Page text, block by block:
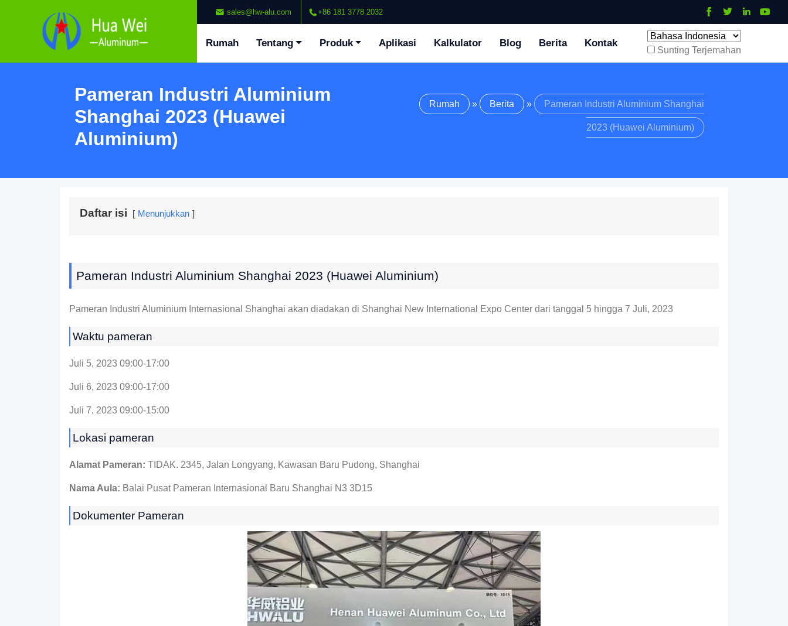
sales@hw-alu.com +86 181 3778 2032
Rumah Tentang Produk Aplikasi Kalkulator Blog Berita Kontak
Sunting Terjemahan
Pameran Industri Aluminium
Shanghai 2023 (Huawei
Aluminium)
Rumah » Berita » Pameran Industri Aluminium Shanghai
2023 (Huawei Aluminium)
Daftar isi Menunjukkan
Pameran Industri Aluminium Shanghai 2023 (Huawei Aluminium)
Pameran Industri Aluminium Internasional Shanghai akan diadakan di Shanghai New International Expo Center dari tanggal 5 hingga 7 Juli, 2023
Waktu pameran
Juli 5, 2023 09:00-17:00
Juli 6, 2023 09:00-17:00
Juli 7, 2023 09:00-15:00
Lokasi pameran
Alamat Pameran: TIDAK. 2345, Jalan Longyang, Kawasan Baru Pudong, Shanghai
Nama Aula: Balai Pusat Pameran Internasional Baru Shanghai N3 3D15
Dokumenter Pameran